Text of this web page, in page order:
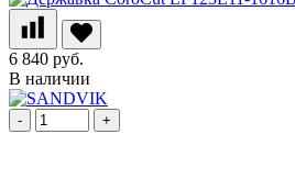
6 840 руб.
В наличии
- +